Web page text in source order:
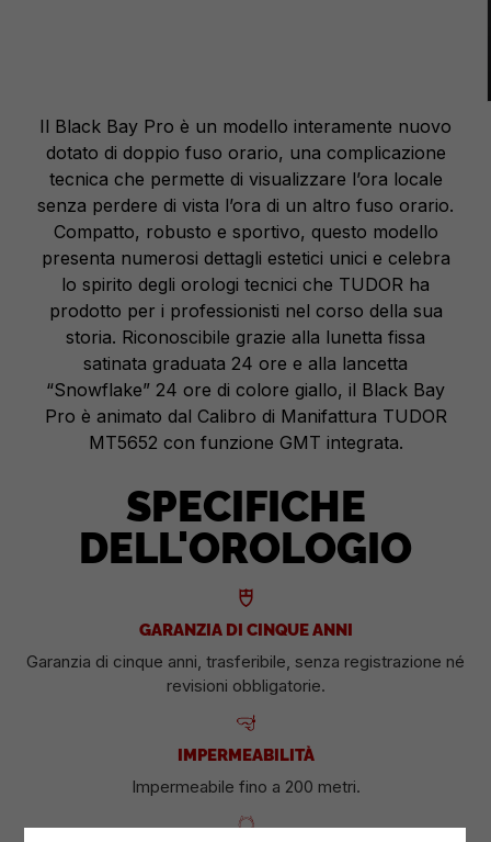
Il Black Bay Pro è un modello interamente nuovo
dotato di doppio fuso orario, una complicazione
tecnica che permette di visualizzare l’ora locale
senza perdere di vista l’ora di un altro fuso orario.
Compatto, robusto e sportivo, questo modello
presenta numerosi dettagli estetici unici e celebra
lo spirito degli orologi tecnici che TUDOR ha
prodotto per i professionisti nel corso della sua
storia. Riconoscibile grazie alla lunetta fissa
satinata graduata 24 ore e alla lancetta
“Snowflake” 24 ore di colore giallo, il Black Bay
Pro è animato dal Calibro di Manifattura TUDOR
MT5652 con funzione GMT integrata.
SPECIFICHE
DELL'OROLOGIO
GARANZIA DI CINQUE ANNI
Garanzia di cinque anni, trasferibile, senza registrazione né
revisioni obbligatorie.
IMPERMEABILITÀ
Impermeabile fino a 200 metri.